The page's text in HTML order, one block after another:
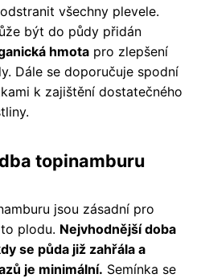
všechny plevele.
být do půdy přidán
hmota pro zlepšení
Dále se doporučuje spodní
k zajištění dostatečného
topinamburu
jsou zásadní pro
plodu. Nejvhodnější doba
se půda již zahřála a
je minimální. Semínka se